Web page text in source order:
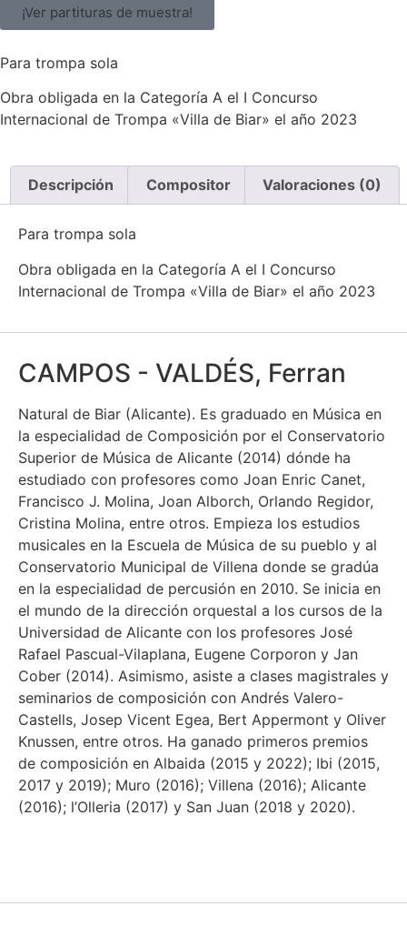
¡Ver partituras de muestra!
Para trompa sola
Obra obligada en la Categoría A el I Concurso
Internacional de Trompa «Villa de Biar» el año 2023
Descripción Compositor Valoraciones (0)
Para trompa sola
Obra obligada en la Categoría A el I Concurso
Internacional de Trompa «Villa de Biar» el año 2023
CAMPOS - VALDÉS, Ferran
Natural de Biar (Alicante). Es graduado en Música en
la especialidad de Composición por el Conservatorio
Superior de Música de Alicante (2014) dónde ha
estudiado con profesores como Joan Enric Canet,
Francisco J. Molina, Joan Alborch, Orlando Regidor,
Cristina Molina, entre otros. Empieza los estudios
musicales en la Escuela de Música de su pueblo y al
Conservatorio Municipal de Villena donde se gradúa
en la especialidad de percusión en 2010. Se inicia en
el mundo de la dirección orquestal a los cursos de la
Universidad de Alicante con los profesores José
Rafael Pascual-Vilaplana, Eugene Corporon y Jan
Cober (2014). Asimismo, asiste a clases magistrales y
seminarios de composición con Andrés Valero-
Castells, Josep Vicent Egea, Bert Appermont y Oliver
Knussen, entre otros. Ha ganado primeros premios
de composición en Albaida (2015 y 2022); Ibi (2015,
2017 y 2019); Muro (2016); Villena (2016); Alicante
(2016); l’Olleria (2017) y San Juan (2018 y 2020).